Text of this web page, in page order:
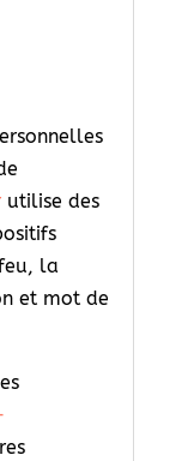
utilise des
la
et mot de